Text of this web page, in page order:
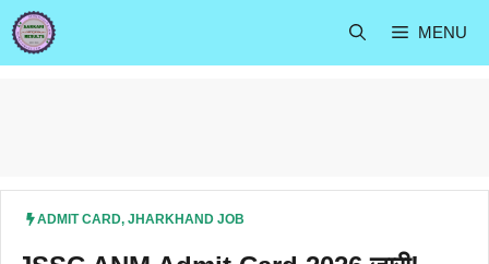
Skip
to
content
MENU
ADMIT CARD, JHARKHAND JOB